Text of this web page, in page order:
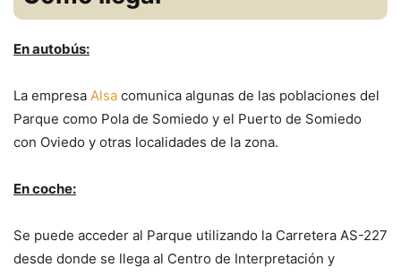
En autobús:
La empresa Alsa comunica algunas de las poblaciones del
Parque como Pola de Somiedo y el Puerto de Somiedo
con Oviedo y otras localidades de la zona.
En coche:
Se puede acceder al Parque utilizando la Carretera AS-227
desde donde se llega al Centro de Interpretación y